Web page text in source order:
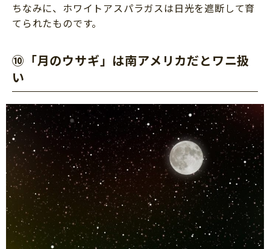
ちなみに、ホワイトアスパラガスは日光を遮断して育
てられたものです。
⑩「月のウサギ」は南アメリカだとワニ扱
い